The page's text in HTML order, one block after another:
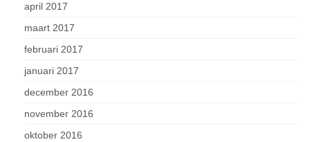
april 2017
maart 2017
februari 2017
januari 2017
december 2016
november 2016
oktober 2016